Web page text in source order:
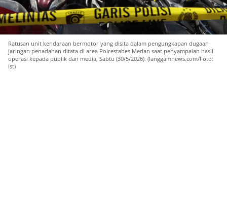
Ratusan unit kendaraan bermotor yang disita dalam pengungkapan dugaan
jaringan penadahan ditata di area Polrestabes Medan saat penyampaian hasil
operasi kepada publik dan media, Sabtu (30/5/2026). (langgamnews.com/Foto:
Ist)